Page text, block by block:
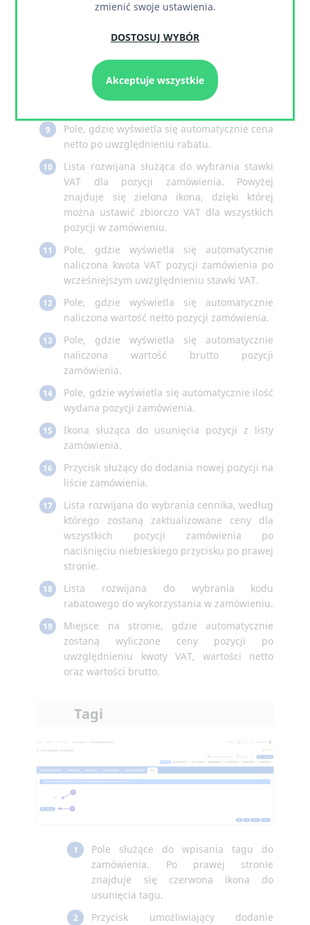
zamówienia (pole wypełnia się
przeliczania od ceny netto i jej wpisaniu).
Pole służące do wpisania rabatu dla pozycji
zamówienia. Powyżej znajduje się zielona
ikona, dzięki której można ustawić zbiorczo
9
Pole, gdzie wyświetla się automatycznie cena
netto po uwzględnieniu rabatu.
10
Lista rozwijana służąca do wybrania stawki
VAT dla pozycji zamówienia. Powyżej
znajduje się zielona ikona, dzięki której
można ustawić zbiorczo VAT dla wszystkich
pozycji w zamówieniu.
11
Pole, gdzie wyświetla się automatycznie
naliczona kwota VAT pozycji zamówienia po
wcześniejszym uwzględnieniu stawki VAT.
12
Pole, gdzie wyświetla się automatycznie
naliczona wartość netto pozycji zamówienia.
13
Pole, gdzie wyświetla się automatycznie
naliczona wartość brutto pozycji
zamówienia.
14
Pole, gdzie wyświetla się automatycznie ilość
wydana pozycji zamówienia.
15
Ikona służąca do usunięcia pozycji z listy
zamówienia.
16
Przycisk służący do dodania nowej pozycji na
liście zamówienia.
17
Lista rozwijana do wybrania cennika, według
którego zostaną zaktualizowane ceny dla
wszystkich pozycji zamówienia po
naciśnięciu niebieskiego przycisku po prawej
stronie.
18
Lista rozwijana do wybrania kodu
rabatowego do wykorzystania w zamówieniu.
19
Miejsce na stronie, gdzie automatycznie
zostaną wyliczone ceny pozycji po
uwzględnieniu kwoty VAT, wartości netto
oraz wartości brutto.
Tagi
1
Pole służące do wpisania tagu do
zamówienia. Po prawej stronie
znajduje się czerwona ikona do
usunięcia tagu.
2
Przycisk umożliwiający dodanie
zmienić swoje ustawienia.
DOSTOSUJ WYBÓR
Akceptuje wszystkie